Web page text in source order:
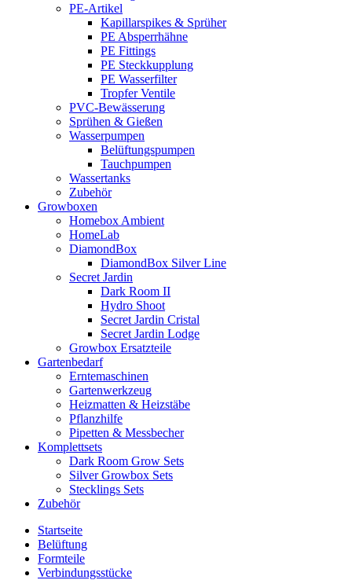
PE-Artikel
Kapillarspikes & Sprüher
PE Absperrhähne
PE Fittings
PE Steckkupplung
PE Wasserfilter
Tropfer Ventile
PVC-Bewässerung
Sprühen & Gießen
Wasserpumpen
Belüftungspumpen
Tauchpumpen
Wassertanks
Zubehör
Growboxen
Homebox Ambient
HomeLab
DiamondBox
DiamondBox Silver Line
Secret Jardin
Dark Room II
Hydro Shoot
Secret Jardin Cristal
Secret Jardin Lodge
Growbox Ersatzteile
Gartenbedarf
Erntemaschinen
Gartenwerkzeug
Heizmatten & Heizstäbe
Pflanzhilfe
Pipetten & Messbecher
Komplettsets
Dark Room Grow Sets
Silver Growbox Sets
Stecklings Sets
Zubehör
Startseite
Belüftung
Formteile
Verbindungsstücke